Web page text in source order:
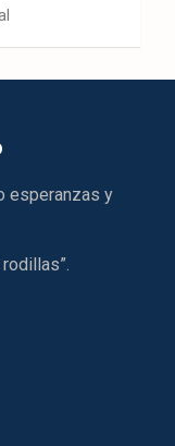
esperanzas y